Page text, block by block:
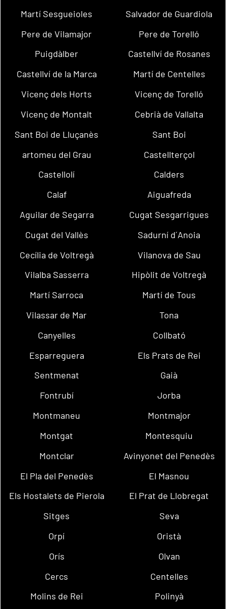
Martí Sesgueioles
Salvador de Guardiola
Pere de Vilamajor
Pere de Torelló
Puigdàlber
Castellví de Rosanes
Castellví de la Marca
Martí de Centelles
Vicenç dels Horts
Vicenç de Torelló
Vicenç de Montalt
Cebrià de Vallalta
Sant Boi de Lluçanès
Sant Boi
artomeu del Grau
Castellterçol
Castellolí
Calders
Calaf
Aiguafreda
Aguilar de Segarra
Cugat Sesgarrigues
Cugat del Vallès
Sadurní d´Anoia
Cecília de Voltregà
Vilanova de Sau
Vilalba Sasserra
Hipòlit de Voltregà
Martí Sarroca
Martí de Tous
Vilassar de Mar
Tona
Canyelles
Collbató
Esparreguera
Els Prats de Rei
Sentmenat
Gaià
Fontrubí
Jorba
Montmaneu
Montmajor
Montgat
Montesquiu
Montclar
Avinyonet del Penedès
El Pla del Penedès
El Masnou
Els Hostalets de Pierola
El Prat de Llobregat
Sitges
Seva
Orpí
Oristà
Orís
Olvan
Cercs
Centelles
Molins de Rei
Polinyà